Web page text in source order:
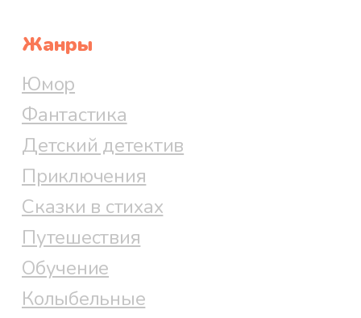
Жанры
Юмор
Фантастика
Детский детектив
Приключения
Сказки в стихах
Путешествия
Обучение
Колыбельные